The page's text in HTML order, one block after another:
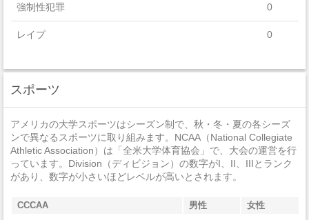
強制性犯罪 0
レイプ 0
非強制性犯罪
法定強姦 0
強盗
加重暴行
スポーツ
アメリカの大学スポーツはシーズン制で、秋・冬・夏の各シーズ
ンで異なるスポーツに取り組みます。NCAA（National Collegiate
Athletic Association）は「全米大学体育協会」で、大会の運営を行
っています。Division（ディビジョン）の数字がI、II、IIIとランク
があり、数字が小さいほどレベルが高いとされます。
CCCAA 男性 女性